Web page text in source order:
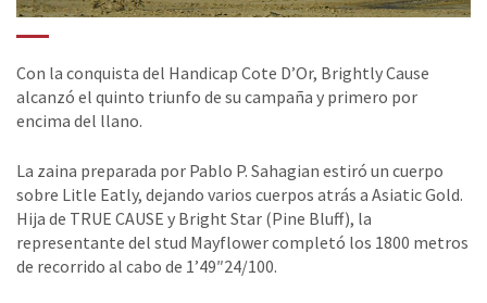
Con la conquista del Handicap Cote D’Or, Brightly Cause
alcanzó el quinto triunfo de su campaña y primero por
encima del llano.
La zaina preparada por Pablo P. Sahagian estiró un cuerpo
sobre Litle Eatly, dejando varios cuerpos atrás a Asiatic Gold.
Hija de TRUE CAUSE y Bright Star (Pine Bluff), la
representante del stud Mayflower completó los 1800 metros
de recorrido al cabo de 1’49″24/100.